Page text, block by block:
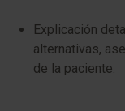
Explicación
alternativas,
de la paciente.